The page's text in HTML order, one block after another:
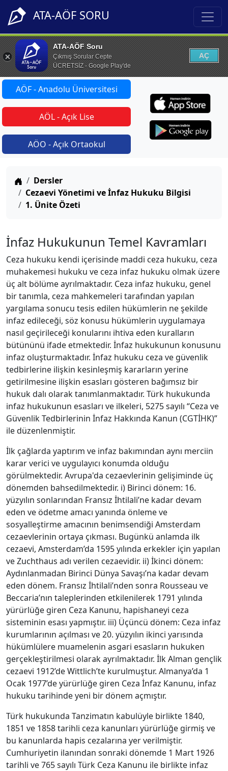
ATA-AÖF SORU
ATA-AÖF Soru
Çıkmış Sorular Cepte
ÜCRETSİZ - Google Play'de
AÇ
AÖF - Anadolu Üniversitesi
AÖL - Açık Lise
AÖO - Açık Ortaokul
Anasayfa
Dersler
Cezaevi Yönetimi ve İnfaz Hukuku Bilgisi
1. Ünite Özeti
İnfaz Hukukunun Temel Kavramları
Ceza hukuku kendi içerisinde maddi ceza hukuku, ceza
muhakemesi hukuku ve ceza infaz hukuku olmak üzere
üç alt bölüme ayrılmaktadır. Ceza infaz hukuku, genel
bir tanımla, ceza mahkemeleri tarafından yapılan
yargılama sonucu tesis edilen hükümlerin ne şekilde
infaz edileceği, söz konusu hükümlerin uygulamaya
nasıl geçirileceği konularını ihtiva eden kuralların
bütününü ifade etmektedir. İnfaz hukukunun konusunu
infaz oluşturmaktadır. İnfaz hukuku ceza ve güvenlik
tedbirlerine ilişkin kesinleşmiş kararların yerine
getirilmesine ilişkin esasları gösteren bağımsız bir
hukuk dalı olarak tanımlanmaktadır. Türk hukukunda
infaz hukukunun esasları ve ilkeleri, 5275 sayılı “Ceza ve
Güvenlik Tedbirlerinin İnfaz Hakkında Kanun (CGTİHK)”
ile düzenlenmiştir.
İlk çağlarda yaptırım ve infaz bakımından aynı merciin
karar verici ve uygulayıcı konumda olduğu
görülmektedir. Avrupa'da cezaevlerinin gelişiminde üç
dönemden bahsedilmektedir. i) Birinci dönem: 16.
yüzyılın sonlarından Fransız İhtilali’ne kadar devam
eden ve ödetme amacı yanında önleme ve
sosyalleştirme amacının benimsendiği Amsterdam
cezaevlerinin ortaya çıkması. Bugünkü anlamda ilk
cezaevi, Amsterdam’da 1595 yılında erkekler için yapılan
ve Zuchthaus adı verilen cezaevidir. ii) İkinci dönem:
Aydınlanmadan Birinci Dünya Savaşı’na kadar devam
eden dönem. Fransız İhtilali’nden sonra Rousseau ve
Beccaria’nın taleplerinden etkilenilerek 1791 yılında
yürürlüğe giren Ceza Kanunu, hapishaneyi ceza
sisteminin esası yapmıştır. iii) Üçüncü dönem: Ceza infaz
kurumlarının açılması ve 20. yüzyılın ikinci yarısında
hükümlülere muamelenin asgari esasların hukuken
gerçekleştirilmesi olarak ayrılmaktadır. İlk Alman gençlik
cezaevi 1912’de Wittlich’te kurulmuştur. Almanya’da 1
Ocak 1977’de yürürlüğe giren Ceza İnfaz Kanunu, infaz
hukuku tarihinde yeni bir dönem açmıştır.
Türk hukukunda Tanzimatın kabulüyle birlikte 1840,
1851 ve 1858 tarihli ceza kanunları yürürlüğe girmiş ve
bu kanunlarda hapis cezalarına yer verilmiştir.
Cumhuriyetin ilanından sonraki dönemde 1 Mart 1926
tarihli ve 765 sayılı Türk Ceza Kanunu ile birlikte infaz